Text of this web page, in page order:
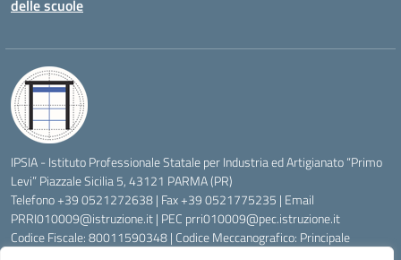
delle scuole
IPSIA - Istituto Professionale Statale per Industria ed Artigianato “Primo
Levi” Piazzale Sicilia 5, 43121 PARMA (PR)
Telefono +39 0521272638 | Fax +39 0521775235 | Email
PRRI010009@istruzione.it| PEC prri010009@pec.istruzione.it
Codice Fiscale: 80011590348 | Codice Meccanografico: Principale